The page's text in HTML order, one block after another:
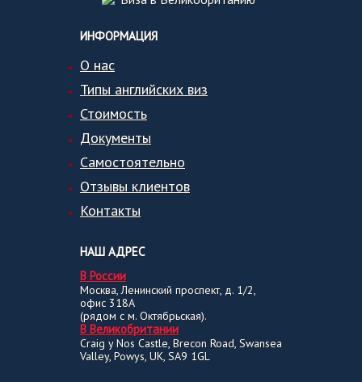
ИНФОРМАЦИЯ
О нас
Типы английских виз
Стоимость
Документы
Самостоятельно
Отзывы клиентов
Контакты
НАШ АДРЕС
В России
Москва, Ленинский проспект, д. 1/2,
офис 318А
(рядом с м. Октябрьская).
В Великобритании
Craig y Nos Castle, Brecon Road, Swansea
Valley, Powys, UK, SA9 1GL